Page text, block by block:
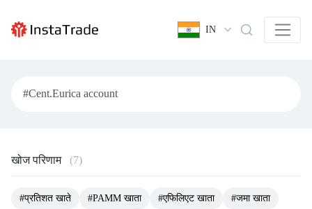
IN
खोज परिणाम (7)
#प्रतिशत खाते #PAMM खाता #एफिलिएट खाता #जमा खाता